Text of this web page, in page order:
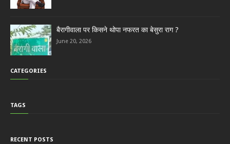
बैरागीवाला पर किसने थोपा नफरत का बेसुरा राग ?
June 20, 2026
CATEGORIES
TAGS
RECENT POSTS